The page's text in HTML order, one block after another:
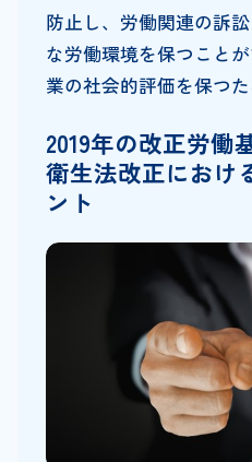
防止し、労働関連の訴
な労働環境を保つこと
業の社会的評価を保つた
2019年の改正労働
衛生法改正におけ
ント